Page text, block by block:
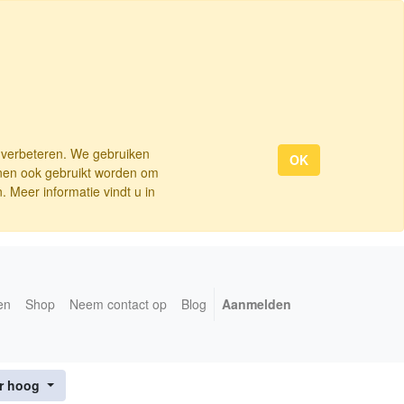
We gebruiken
ook gebruikt worden om
Meer informatie vindt u in
OK
Shop Neem contact op Blog Aanmelden
hoog